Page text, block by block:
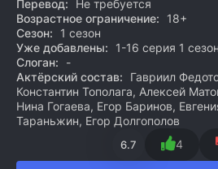
Перевод:
Не требуется
Возрастное ограничение:
18+
Сезон:
1 сезон
Уже добавлены:
1-16 серия 1
Слоган:
-
Актёрский состав:
Гавриил
Константин Тополага, Алексей
Нина Гогаева, Егор Баринов,
Тараньжин, Егор Долгополов
6.7 4